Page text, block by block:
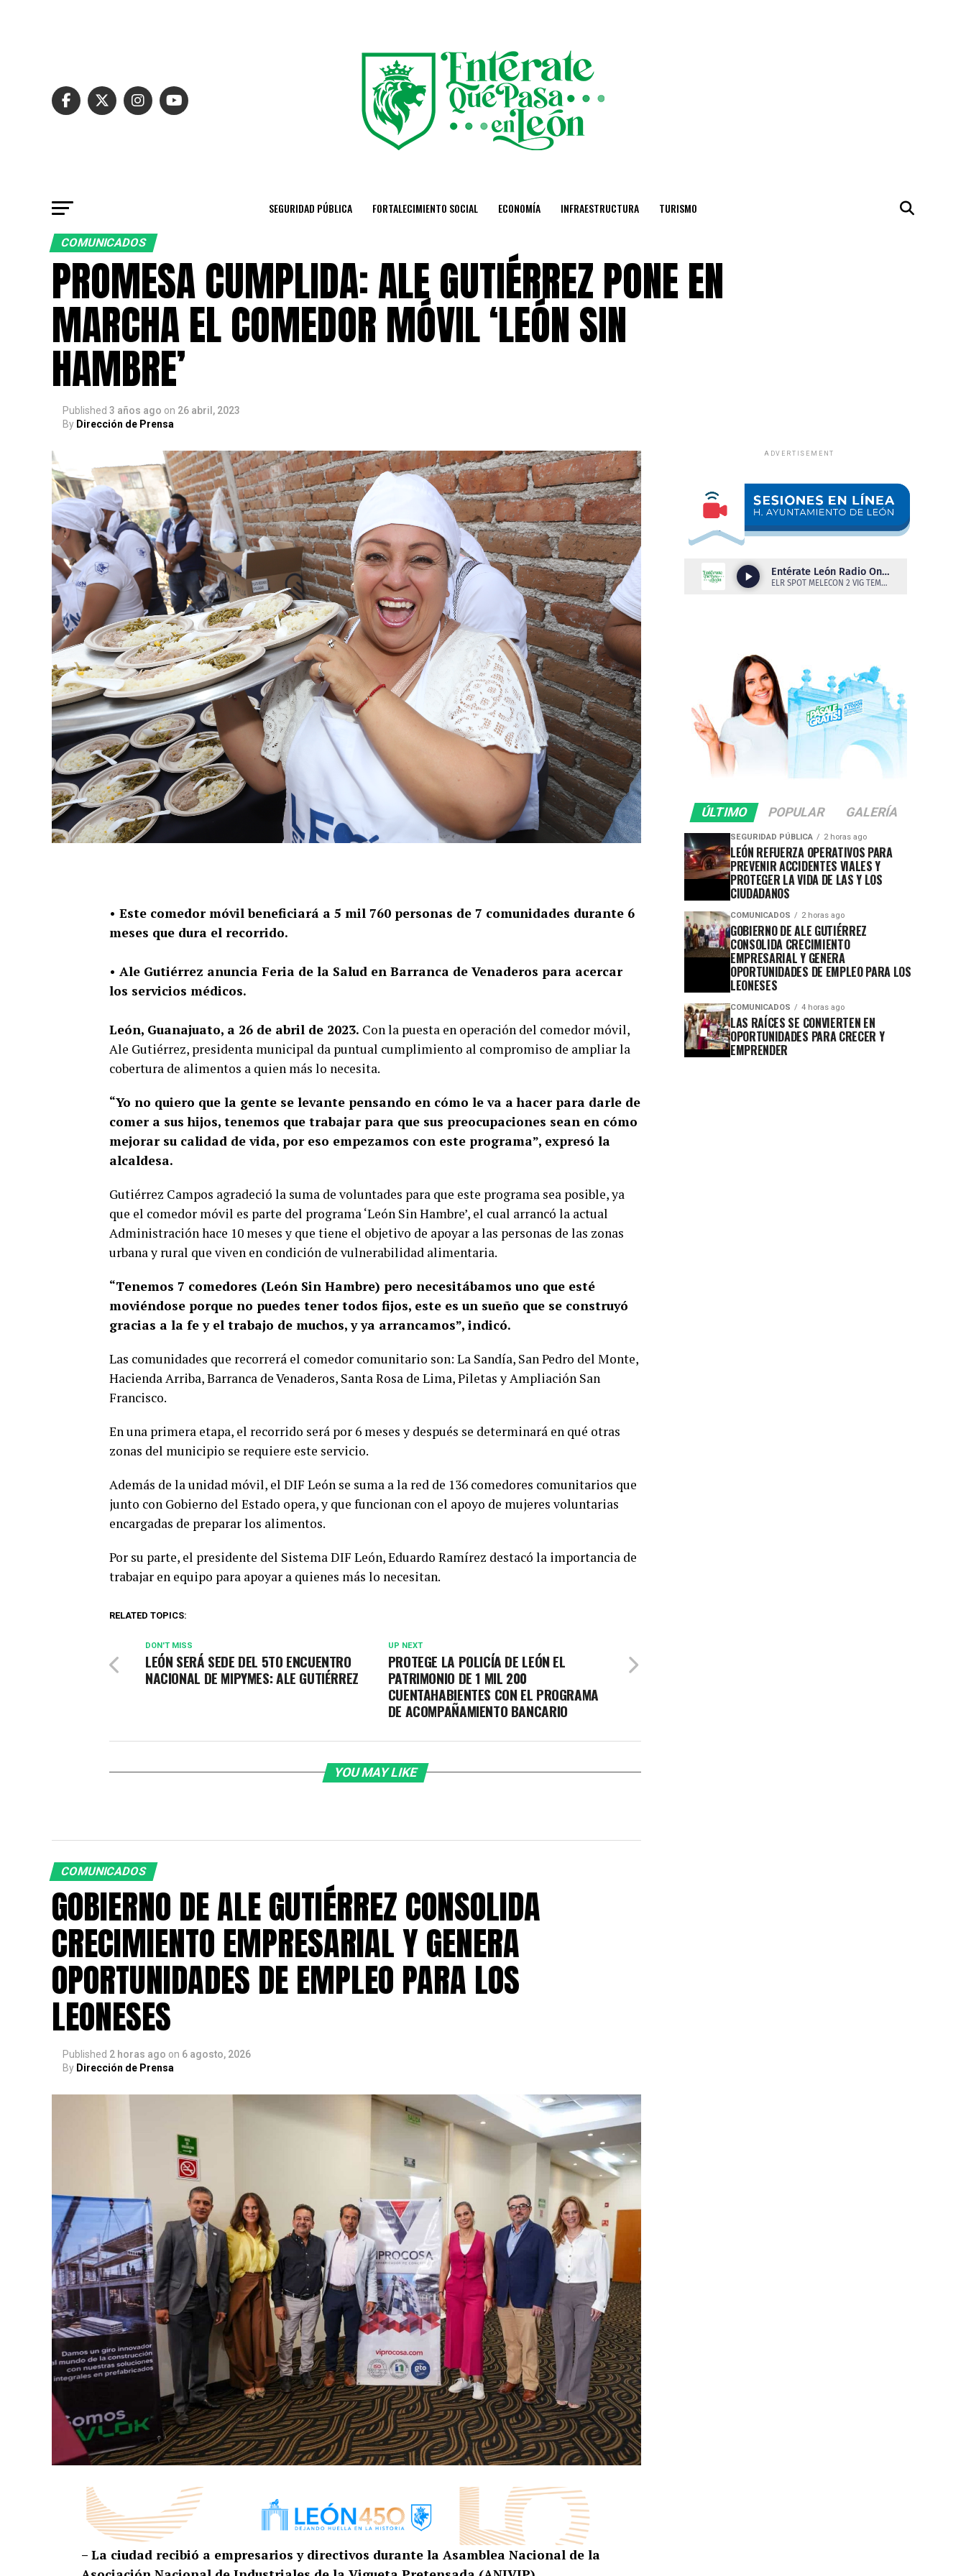
SEGURIDAD PÚBLICA FORTALECIMIENTO SOCIAL ECONOMÍA INFRAESTRUCTURA TURISMO
COMUNICADOS
PROMESA CUMPLIDA: ALE GUTIÉRREZ PONE EN
MARCHA EL COMEDOR MÓVIL ‘LEÓN SIN
HAMBRE’
Published 3 años ago on 26 abril, 2023
By Dirección de Prensa
• Este comedor móvil beneficiará a 5 mil 760 personas de 7 comunidades durante 6
meses que dura el recorrido.
• Ale Gutiérrez anuncia Feria de la Salud en Barranca de Venaderos para acercar
los servicios médicos.
León, Guanajuato, a 26 de abril de 2023. Con la puesta en operación del comedor móvil,
Ale Gutiérrez, presidenta municipal da puntual cumplimiento al compromiso de ampliar la
cobertura de alimentos a quien más lo necesita.
“Yo no quiero que la gente se levante pensando en cómo le va a hacer para darle de
comer a sus hijos, tenemos que trabajar para que sus preocupaciones sean en cómo
mejorar su calidad de vida, por eso empezamos con este programa”, expresó la
alcaldesa.
Gutiérrez Campos agradeció la suma de voluntades para que este programa sea posible, ya
que el comedor móvil es parte del programa ‘León Sin Hambre’, el cual arrancó la actual
Administración hace 10 meses y que tiene el objetivo de apoyar a las personas de las zonas
urbana y rural que viven en condición de vulnerabilidad alimentaria.
“Tenemos 7 comedores (León Sin Hambre) pero necesitábamos uno que esté
moviéndose porque no puedes tener todos fijos, este es un sueño que se construyó
gracias a la fe y el trabajo de muchos, y ya arrancamos”, indicó.
Las comunidades que recorrerá el comedor comunitario son: La Sandía, San Pedro del Monte,
Hacienda Arriba, Barranca de Venaderos, Santa Rosa de Lima, Piletas y Ampliación San
Francisco.
En una primera etapa, el recorrido será por 6 meses y después se determinará en qué otras
zonas del municipio se requiere este servicio.
Además de la unidad móvil, el DIF León se suma a la red de 136 comedores comunitarios que
junto con Gobierno del Estado opera, y que funcionan con el apoyo de mujeres voluntarias
encargadas de preparar los alimentos.
Por su parte, el presidente del Sistema DIF León, Eduardo Ramírez destacó la importancia de
trabajar en equipo para apoyar a quienes más lo necesitan.
RELATED TOPICS:
UP NEXT
PROTEGE LA POLICÍA DE LEÓN EL
PATRIMONIO DE 1 MIL 200
CUENTAHABIENTES CON EL PROGRAMA
DE ACOMPAÑAMIENTO BANCARIO
DON'T MISS
LEÓN SERÁ SEDE DEL 5TO ENCUENTRO
NACIONAL DE MIPYMES: ALE GUTIÉRREZ
YOU MAY LIKE
COMUNICADOS
GOBIERNO DE ALE GUTIÉRREZ CONSOLIDA
CRECIMIENTO EMPRESARIAL Y GENERA
OPORTUNIDADES DE EMPLEO PARA LOS
LEONESES
Published 2 horas ago on 6 agosto, 2026
By Dirección de Prensa
– La ciudad recibió a empresarios y directivos durante la Asamblea Nacional de la
ADVERTISEMENT
ÚLTIMO POPULAR GALERÍA
SEGURIDAD PÚBLICA 2 horas ago
LEÓN REFUERZA OPERATIVOS PARA
PREVENIR ACCIDENTES VIALES Y
PROTEGER LA VIDA DE LAS Y LOS
CIUDADANOS
COMUNICADOS 2 horas ago
GOBIERNO DE ALE GUTIÉRREZ
CONSOLIDA CRECIMIENTO
EMPRESARIAL Y GENERA
OPORTUNIDADES DE EMPLEO PARA LOS
LEONESES
COMUNICADOS 4 horas ago
LAS RAÍCES SE CONVIERTEN EN
OPORTUNIDADES PARA CRECER Y
EMPRENDER